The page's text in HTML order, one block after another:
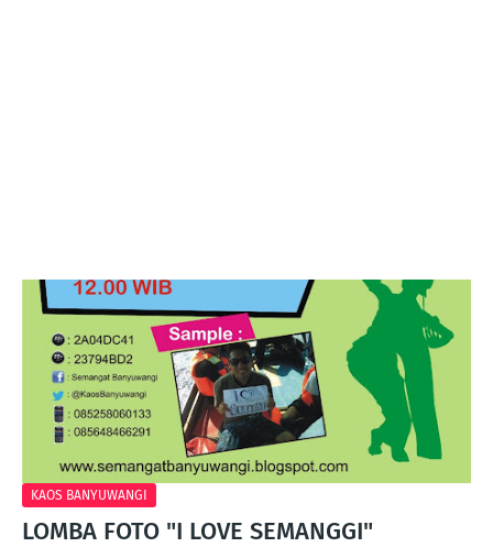
KAOS BANYUWANGI
LOMBA FOTO "I LOVE SEMANGGI"